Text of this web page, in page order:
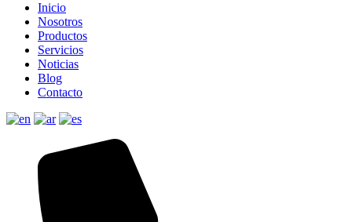
Inicio
Nosotros
Productos
Servicios
Noticias
Blog
Contacto